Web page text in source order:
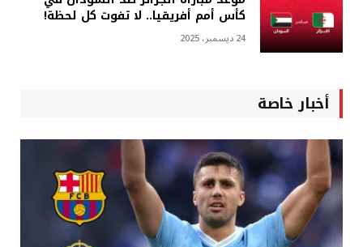
كأس أمم أفريقيا.. لا تفوت كل لحظة!
24 ديسمبر، 2025
أخبار خاصة